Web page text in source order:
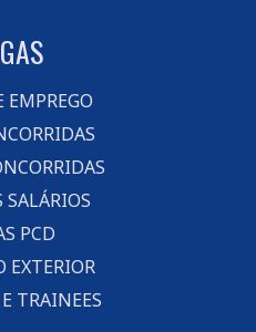
EMPREGO
SALÁRIOS
PCD
EXTERIOR
TRAINEES